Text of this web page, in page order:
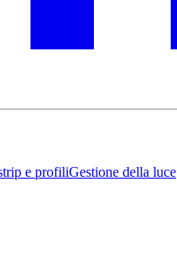
e profiliGestione della luce